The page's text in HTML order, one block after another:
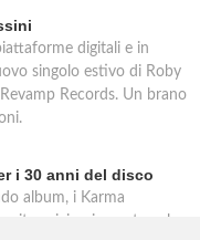
digitali e in
singolo estivo di Roby
Records. Un brano
i 30 anni del disco
album, i Karma
originariamente nel